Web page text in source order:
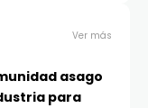
Ver más
asago
para